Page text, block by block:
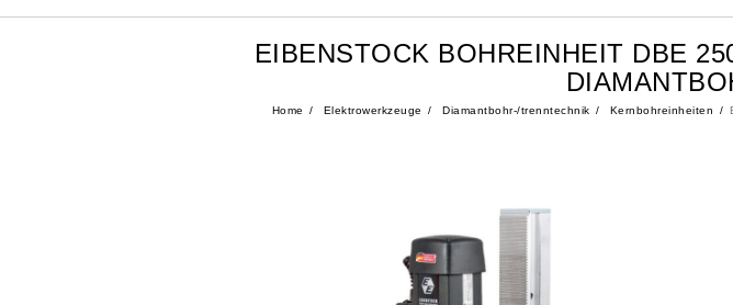
EIBENSTOCK BOHREINHEIT DBE
Home Elektrowerkzeuge Diamantbohr-/trenntechnik Kernbohreinheiten